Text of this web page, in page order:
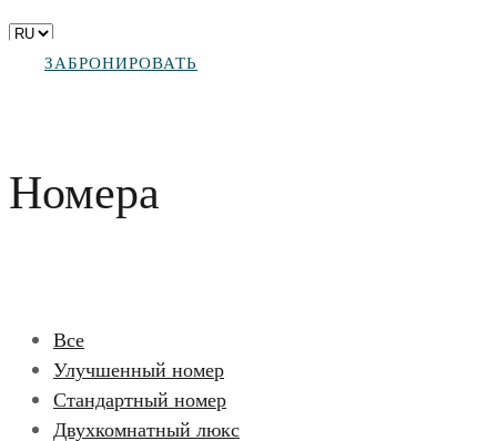
ЗАБРОНИРОВАТЬ
Номера
Все
Улучшенный номер
Стандартный номер
Двухкомнатный люкс